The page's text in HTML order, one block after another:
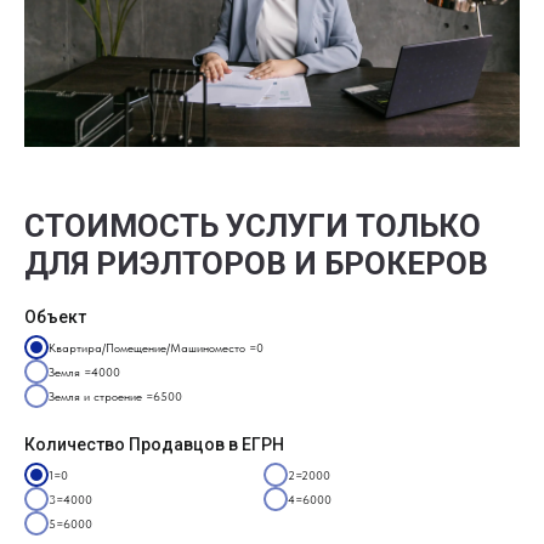
СТОИМОСТЬ УСЛУГИ ТОЛЬКО
ДЛЯ РИЭЛТОРОВ И БРОКЕРОВ
Объект
Квартира/Помещение/Машиноместо =0
Земля =4000
Земля и строение =6500
Количество Продавцов в ЕГРН
1=0
2=2000
3=4000
4=6000
5=6000